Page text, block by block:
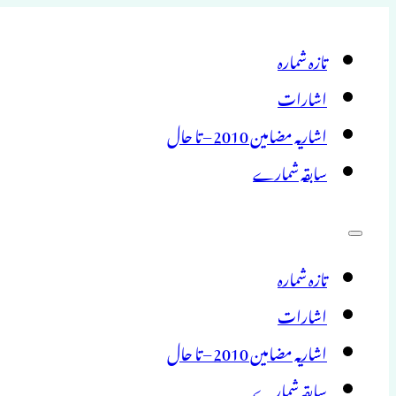
تازہ شمارہ
اشارات
اشاریہ مضامین 2010 – تا حال
سابقہ شمارے
تازہ شمارہ
اشارات
اشاریہ مضامین 2010 – تا حال
سابقہ شمارے